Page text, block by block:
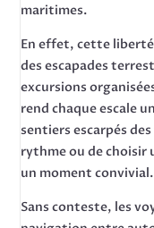
maritimes.
En effet, cette
des escapades
excursions
rend chaque escale
sentiers escarpés
rythme ou de choisir
un moment convivial.
Sans conteste, les